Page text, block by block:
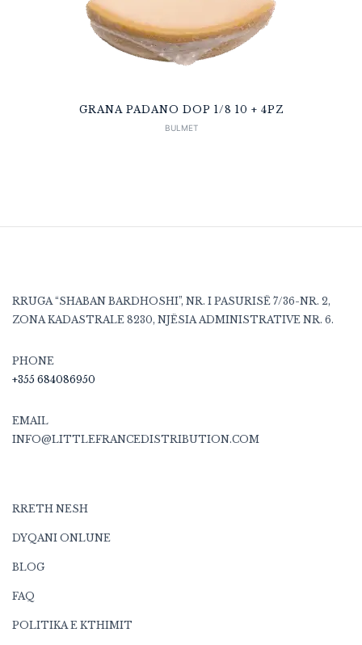
GRANA PADANO DOP 1/8 10 + 4PZ
BULMET
RRUGA “SHABAN BARDHOSHI”, NR. I PASURISË 7/36-NR. 2,
ZONA KADASTRALE 8230, NJËSIA ADMINISTRATIVE NR. 6.
PHONE
+355 684086950
EMAIL
INFO@LITTLEFRANCEDISTRIBUTION.COM
RRETH NESH
DYQANI ONLUNE
BLOG
FAQ
POLITIKA E KTHIMIT